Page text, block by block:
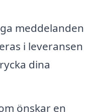
meddelanden
i leveransen
dina
önskar en